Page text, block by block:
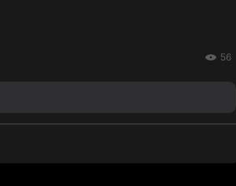
56